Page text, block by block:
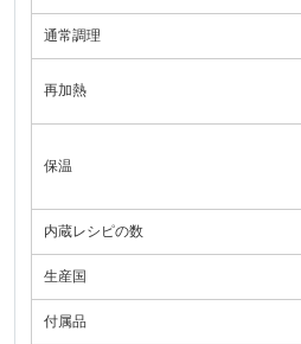
通常調理
再加熱
保温
内蔵レシピの数
生産国
付属品